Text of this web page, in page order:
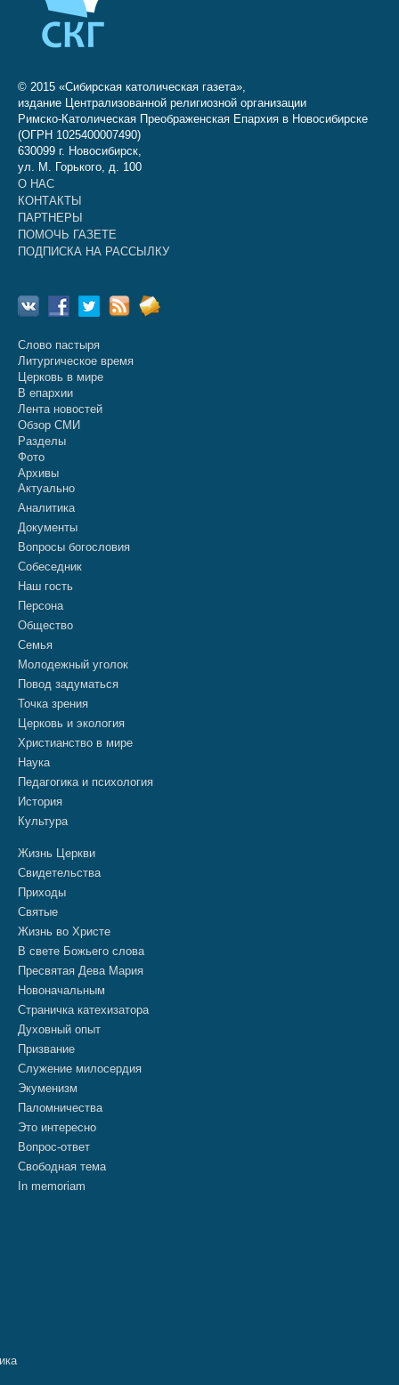
© 2015 «Сибирская католическая газета»,
издание Централизованной религиозной организации
Римско-Католическая Преображенская Епархия в Новосибирске
(ОГРН 1025400007490)
630099 г. Новосибирск,
ул. М. Горького, д. 100
О НАС
КОНТАКТЫ
ПАРТНЕРЫ
ПОМОЧЬ ГАЗЕТЕ
ПОДПИСКА НА РАССЫЛКУ
Слово пастыря
Литургическое время
Церковь в мире
В епархии
Лента новостей
Обзор СМИ
Разделы
Фото
Архивы
Актуально
Аналитика
Документы
Вопросы богословия
Собеседник
Наш гость
Персона
Общество
Семья
Молодежный уголок
Повод задуматься
Точка зрения
Церковь и экология
Христианство в мире
Наука
Педагогика и психология
История
Культура
Жизнь Церкви
Свидетельства
Приходы
Святые
Жизнь во Христе
В свете Божьего слова
Пресвятая Дева Мария
Новоначальным
Страничка катехизатора
Духовный опыт
Призвание
Служение милосердия
Экуменизм
Паломничества
Это интересно
Вопрос-ответ
Свободная тема
In memoriam